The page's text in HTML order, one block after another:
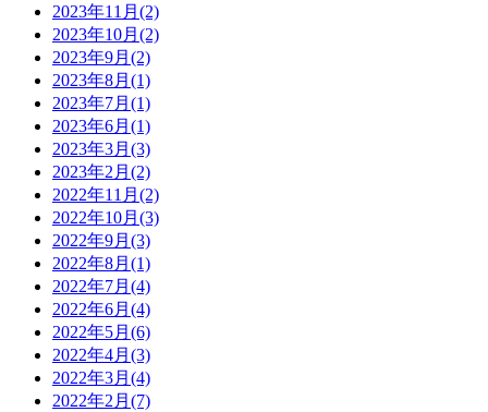
2023年11月 (2)
2023年10月 (2)
2023年9月 (2)
2023年8月 (1)
2023年7月 (1)
2023年6月 (1)
2023年3月 (3)
2023年2月 (2)
2022年11月 (2)
2022年10月 (3)
2022年9月 (3)
2022年8月 (1)
2022年7月 (4)
2022年6月 (4)
2022年5月 (6)
2022年4月 (3)
2022年3月 (4)
2022年2月 (7)